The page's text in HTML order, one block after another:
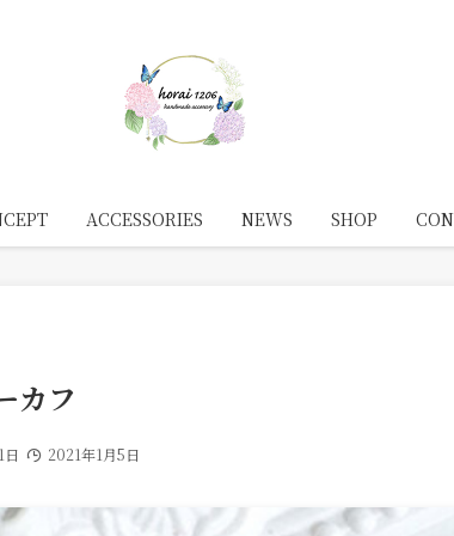
ACCESSORIES NEWS SHOP
カフ
日 2021年1月5日